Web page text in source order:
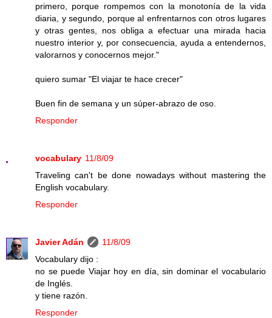
primero, porque rompemos con la monotonía de la vida
diaria, y segundo, porque al enfrentarnos con otros lugares
y otras gentes, nos obliga a efectuar una mirada hacia
nuestro interior y, por consecuencia, ayuda a entendernos,
valorarnos y conocernos mejor."
quiero sumar "El viajar te hace crecer"
Buen fin de semana y un súper-abrazo de oso.
Responder
vocabulary 11/8/09
Traveling can't be done nowadays without mastering the
English vocabulary.
Responder
Javier Adán
11/8/09
Vocabulary dijo :
no se puede Viajar hoy en día, sin dominar el vocabulario
de Inglés.
y tiene razón.
Responder